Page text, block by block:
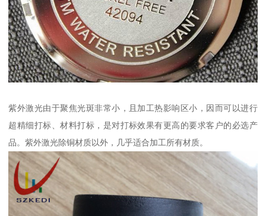
紫外激光由于聚焦光斑非常小，且加工热影响区小，因而可以进行
超精细打标、材料打标，是对打标效果有更高的要求客户的必选产
品。紫外激光除铜材质以外，几乎适合加工所有材质。